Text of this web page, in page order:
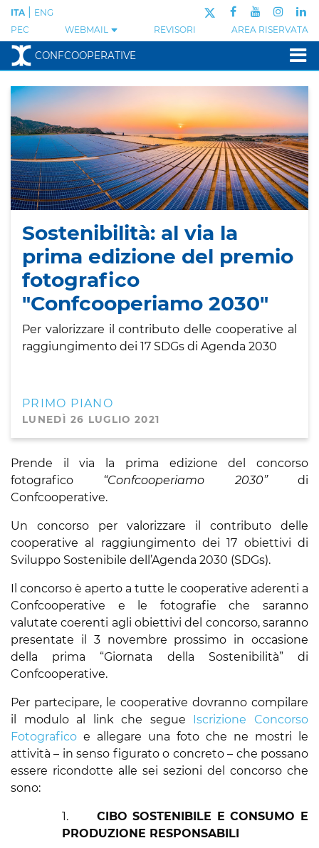
PEC WEBMAIL REVISORI AREA RISERVATA
ITA ENG
CONFCOOPERATIVE
Sostenibilità: al via la
prima edizione del premio
fotografico
"Confcooperiamo 2030"
Per valorizzare il contributo delle cooperative al
raggiungimento dei 17 SDGs di Agenda 2030
PRIMO PIANO
LUNEDÌ 26 LUGLIO 2021
Prende il via la prima edizione del concorso
fotografico “Confcooperiamo 2030”di
Confcooperative.
Un concorso per valorizzare il contributo delle
cooperative al raggiungimento dei 17 obiettivi di
Sviluppo Sostenibile dell’Agenda 2030 (SDGs).
Il concorso è aperto a tutte le cooperative aderenti a
Confcooperative e le fotografie che saranno
valutate coerenti agli obiettivi del concorso, saranno
presentate il 3 novembre prossimo in occasione
della prima “Giornata della Sostenibilità” di
Confcooperative.
Per partecipare, le cooperative dovranno compilare
il modulo al link che segue Iscrizione Concorso
Fotografico e allegare una foto che ne mostri le
attività – in senso figurato o concreto – che possano
essere ricondotte alle sei sezioni del concorso che
sono:
1. CIBO SOSTENIBILE E CONSUMO E
PRODUZIONE RESPONSABILI